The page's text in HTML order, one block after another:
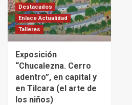
Destacados
Enlace Actualidad
Talleres
Exposición
“Chucalezna. Cerro
adentro”, en capital y
en Tilcara (el arte de
los niños)